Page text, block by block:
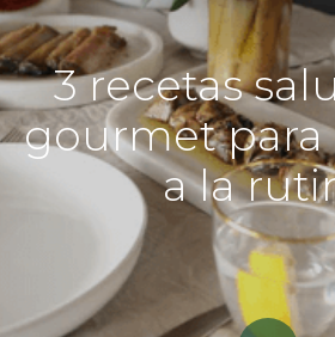
3 recetas
gourmet para
a la